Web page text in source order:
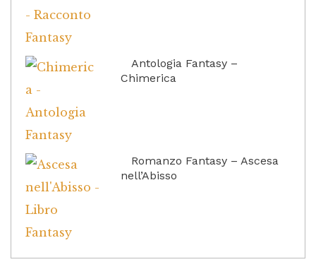
Antologia Fantasy –
Chimerica
Romanzo Fantasy – Ascesa
nell’Abisso